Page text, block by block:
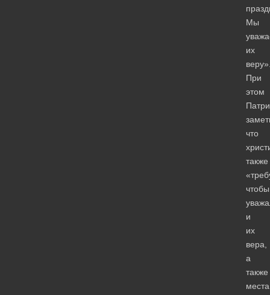
Мы
их
При
этом
что
также
чтобы
и
их
вера,
а
также
места